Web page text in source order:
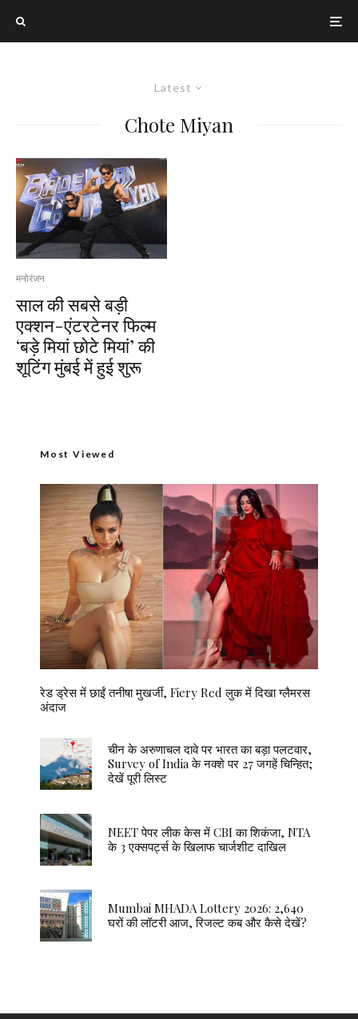
Latest
Chote Miyan
मनोरंजन
साल की सबसे बड़ी
एक्शन-एंटरटेनर फिल्म
‘बड़े मियां छोटे मियां’ की
शूटिंग मुंबई में हुई शुरू
Most Viewed
रेड ड्रेस में छाईं तनीषा मुखर्जी, Fiery Red लुक में दिखा ग्लैमरस
अंदाज
चीन के अरुणाचल दावे पर भारत का बड़ा पलटवार,
Survey of India के नक्शे पर 27 जगहें चिन्हित;
देखें पूरी लिस्ट
NEET पेपर लीक केस में CBI का शिकंजा, NTA
के 3 एक्सपर्ट्स के खिलाफ चार्जशीट दाखिल
Mumbai MHADA Lottery 2026: 2,640
घरों की लॉटरी आज, रिजल्ट कब और कैसे देखें?